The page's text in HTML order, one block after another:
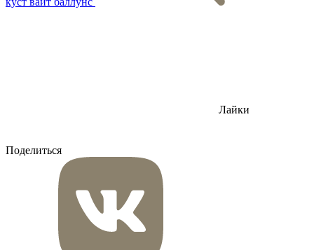
Лайки
Поделиться